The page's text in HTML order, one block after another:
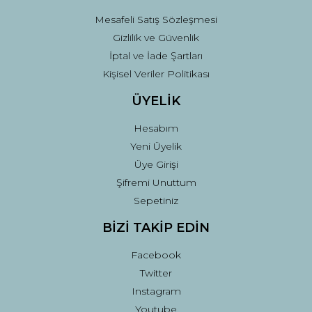
Mesafeli Satış Sözleşmesi
Gizlilik ve Güvenlik
İptal ve İade Şartları
Kişisel Veriler Politikası
ÜYELİK
Hesabım
Yeni Üyelik
Üye Girişi
Şifremi Unuttum
Sepetiniz
BİZİ TAKİP EDİN
Facebook
Twitter
Instagram
Youtube